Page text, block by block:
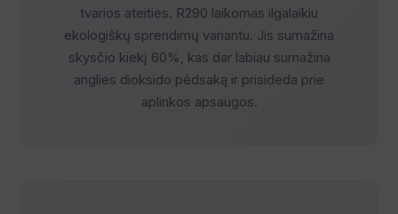
tvarios ateities. R290 laikomas ilgalaikiu
ekologiškų sprendimų variantu. Jis sumažina
skysčio kiekį 60%, kas dar labiau sumažina
anglies dioksido pėdsaką ir prisideda prie
aplinkos apsaugos.